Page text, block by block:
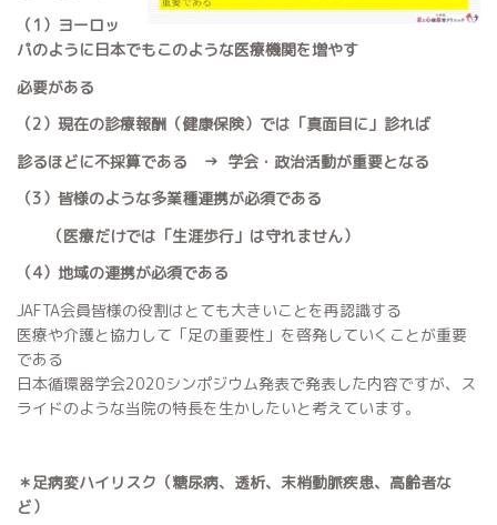
（1）ヨーロッ
パのように日本でもこのような医療機関を増やす
必要がある
（2）現在の診療報酬（健康保険）では「真面目に」診れば
診るほどに不採算である → 学会・政治活動が重要となる
（3）皆様のような多業種連携が必須である
（医療だけでは「生涯歩行」は守れません）
（4）地域の連携が必須である
JAFTA会員皆様の役割はとても大きいことを再認識する
医療や介護と協力して「足の重要性」を啓発していくことが重要
である
日本循環器学会2020シンポジウム発表で発表した内容ですが、ス
ライドのような当院の特長を生かしたいと考えています。
＊足病変ハイリスク（糖尿病、透析、末梢動脈疾患、高齢者な
ど）